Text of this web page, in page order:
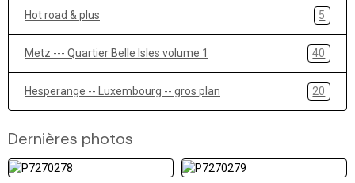
Hot road & plus 5
Metz --- Quartier Belle Isles volume 1 40
Hesperange -- Luxembourg -- gros plan 20
Dernières photos